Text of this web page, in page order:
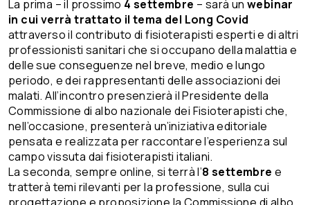
La prima – il prossimo 4 settembre – sarà unwebinar
in cui verrà trattato il tema del Long Covid
attraverso il contributo di fisioterapisti esperti e di altri
professionisti sanitari che si occupano della malattia e
delle sue conseguenze nel breve, medio e lungo
periodo, e dei rappresentanti delle associazioni dei
malati. All’incontro presenzierà il Presidente della
Commissione di albo nazionale dei Fisioterapisti che,
nell’occasione, presenterà un’iniziativa editoriale
pensata e realizzata per raccontare l’esperienza sul
campo vissuta dai fisioterapisti italiani.
La seconda, sempre online, si terrà l’8 settembre e
tratterà temi rilevanti per la professione, sulla cui